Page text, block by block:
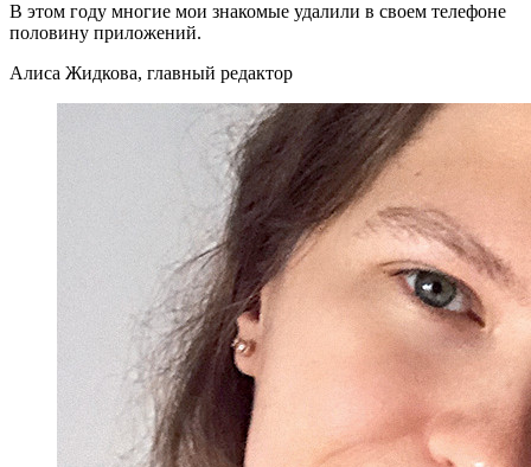
В этом году многие мои знакомые удалили в своем телефоне
половину приложений.
Алиса Жидкова, главный редактор